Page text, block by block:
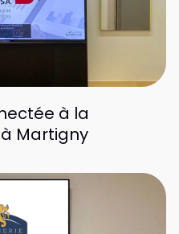
à la
à Martigny